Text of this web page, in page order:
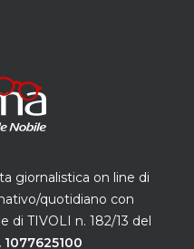
giornalistica on line di
quotidiano con
di TIVOLI n. 182/13 del
1077625100